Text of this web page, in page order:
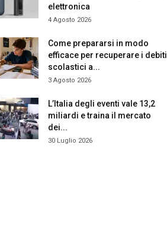
elettronica
4 Agosto 2026
Come prepararsi in modo
efficace per recuperare i debiti
scolastici a...
3 Agosto 2026
L’Italia degli eventi vale 13,2
miliardi e traina il mercato
dei...
30 Luglio 2026